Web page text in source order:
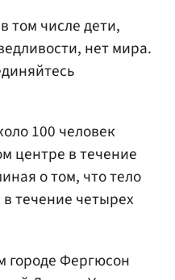
том числе дети,
нет мира.
100 человек
центре в течение
о том, что тело
течение четырех
городе Фергюсон